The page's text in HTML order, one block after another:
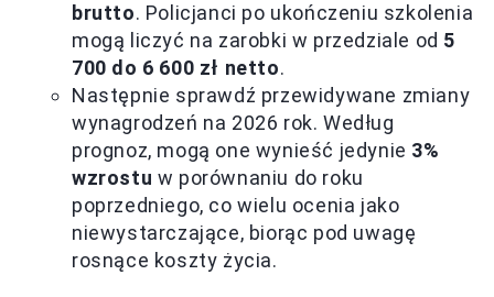
brutto. Policjanci po ukończeniu szkolenia
mogą liczyć na zarobki w przedziale od 5
700 do 6 600 zł netto.
Następnie sprawdź przewidywane zmiany
wynagrodzeń na 2026 rok. Według
prognoz, mogą one wynieść jedynie 3%
wzrostu w porównaniu do roku
poprzedniego, co wielu ocenia jako
niewystarczające, biorąc pod uwagę
rosnące koszty życia.